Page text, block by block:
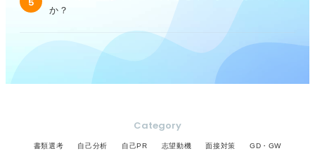
5
か？
Category
書類選考 自己分析 自己PR 志望動機 面接対策 GD・GW